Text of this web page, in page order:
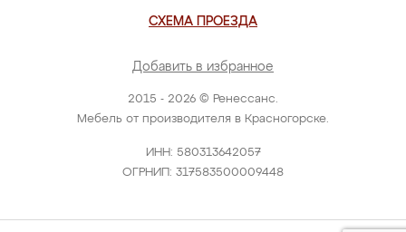
2015 - 2026 © Ренессанс.
Мебель от производителя в Красногорске.
ИНН: 580313642057
ОГРНИП: 317583500009448
СХЕМА ПРОЕЗДА
Добавить в избранное